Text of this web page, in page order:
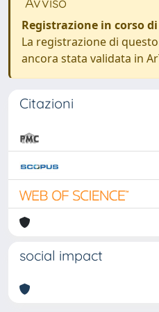
Registrazione in corso
La registrazione di
ancora stata validata in
Citazioni
social impact